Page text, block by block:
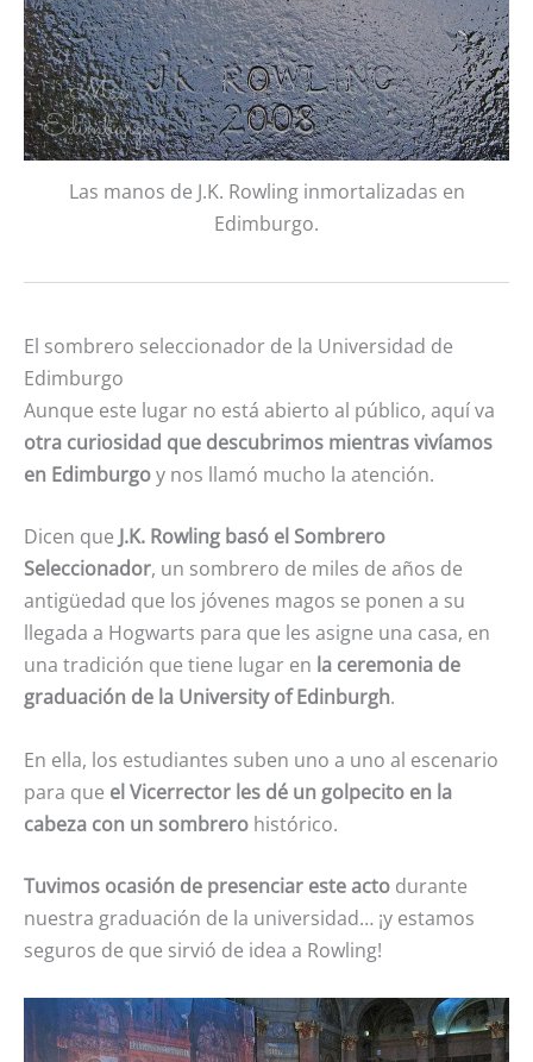
Las manos de J.K. Rowling inmortalizadas en
Edimburgo.
El sombrero seleccionador de la Universidad de
Edimburgo
Aunque este lugar no está abierto al público, aquí va
otra curiosidad que descubrimos mientras vivíamos
en Edimburgoy nos llamó mucho la atención.
Dicen que J.K. Rowling basó el Sombrero
Seleccionador, un sombrero de miles de años de
antigüedad que los jóvenes magos se ponen a su
llegada a Hogwarts para que les asigne una casa, en
una tradición que tiene lugar en la ceremonia de
graduación de la University of Edinburgh.
En ella, los estudiantes suben uno a uno al escenario
para que el Vicerrector les dé un golpecito en la
cabeza con un sombrero histórico.
Tuvimos ocasión de presenciar este acto durante
nuestra graduación de la universidad… ¡y estamos
seguros de que sirvió de idea a Rowling!